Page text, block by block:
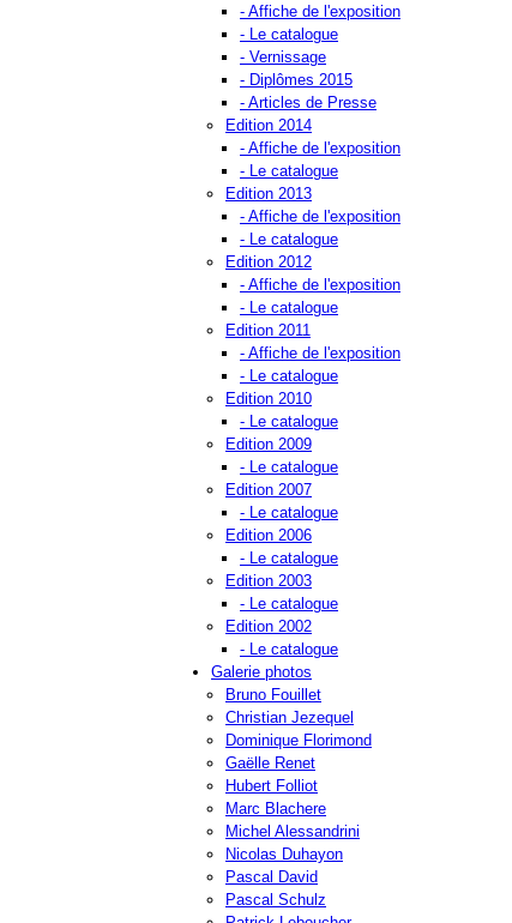
- Affiche de l'exposition
- Le catalogue
- Vernissage
- Diplômes 2015
- Articles de Presse
Edition 2014
- Affiche de l'exposition
- Le catalogue
Edition 2013
- Affiche de l'exposition
- Le catalogue
Edition 2012
- Affiche de l'exposition
- Le catalogue
Edition 2011
- Affiche de l'exposition
- Le catalogue
Edition 2010
- Le catalogue
Edition 2009
- Le catalogue
Edition 2007
- Le catalogue
Edition 2006
- Le catalogue
Edition 2003
- Le catalogue
Edition 2002
- Le catalogue
Galerie photos
Bruno Fouillet
Christian Jezequel
Dominique Florimond
Gaëlle Renet
Hubert Folliot
Marc Blachere
Michel Alessandrini
Nicolas Duhayon
Pascal David
Pascal Schulz